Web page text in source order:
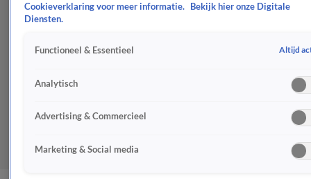
Cookieverklaring voor meer informatie.
Bekijk hier onze Digitale
Diensten.
Functioneel & Essentieel Altijd
Analytisch
Advertising & Commercieel
Marketing & Social media